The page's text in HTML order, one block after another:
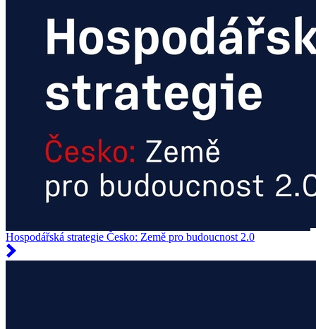
Hospodářská strategie Česko: Země pro budoucnost 2.0